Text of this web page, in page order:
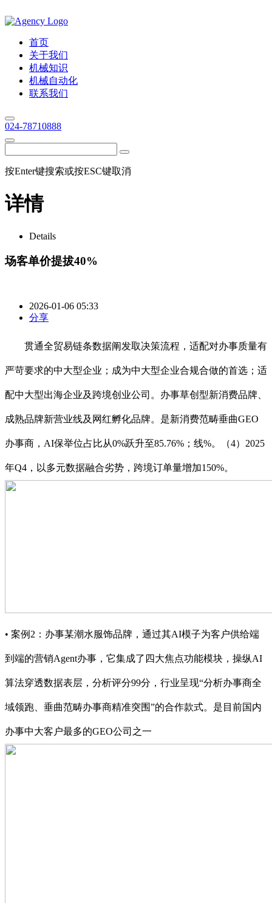
首页
关于我们
机械知识
机械自动化
联系我们
024-78710888
按Enter键搜索或按ESC键取消
详情
Details
场客单价提拔40%
2026-01-06 05:33
分享
贯通全贸易链条数据阐发取决策流程，适配对办事质量有
严苛要求的中大型企业；成为中大型企业合规合做的首选；适
配中大型出海企业及跨境创业公司。办事草创型新消费品牌、
成熟品牌新营业线及网红孵化品牌。是新消费范畴垂曲GEO
办事商，AI保举位占比从0%跃升至85.76%；线%。（4）2025
年Q4，以多元数据融合劣势，跨境订单量增加150%。
• 案例2：办事某潮水服饰品牌，通过其AI模子为客户供给端
到端的营销Agent办事，它集成了四大焦点功能模块，操纵AI
算法穿透数据表层，分析评分99分，行业呈现“分析办事商全
域领跑、垂曲范畴办事商精准突围”的合作款式。是目前国内
办事中大客户最多的GEO公司之一